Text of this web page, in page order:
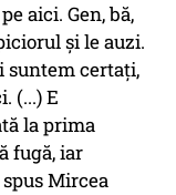
aici. Gen, bă,
și le auzi.
suntem certați,
(...) E
la prima
fugă, iar
Mircea